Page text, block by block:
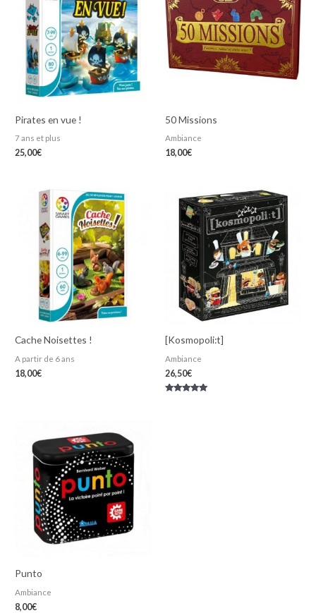
Pirates en vue !
7 ans et plus
25,00€
50 Missions
Ambiance
18,00€
Cache Noisettes !
A partir de 6 ans
18,00€
[Kosmopoli:t]
Ambiance
26,50€
Punto
Ambiance
8,00€